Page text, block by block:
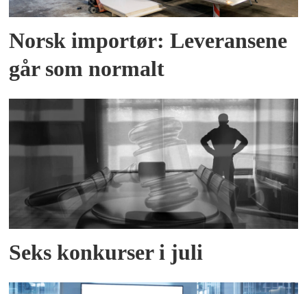
Norsk importør: Leveransene
går som normalt
Seks konkurser i juli